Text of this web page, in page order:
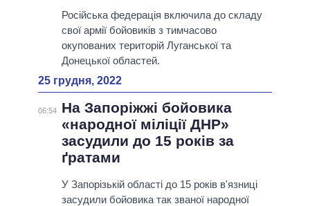
Російська федерація включила до складу
свої армії бойовиків з тимчасово
окупованих територій Луганської та
Донецької областей.
25 грудня, 2022
06:54
На Запоріжжі бойовика
«народної міліції ДНР»
засудили до 15 років за
ґратами
У Запорізькій області до 15 років в'язниці
засудили бойовика так званої народної